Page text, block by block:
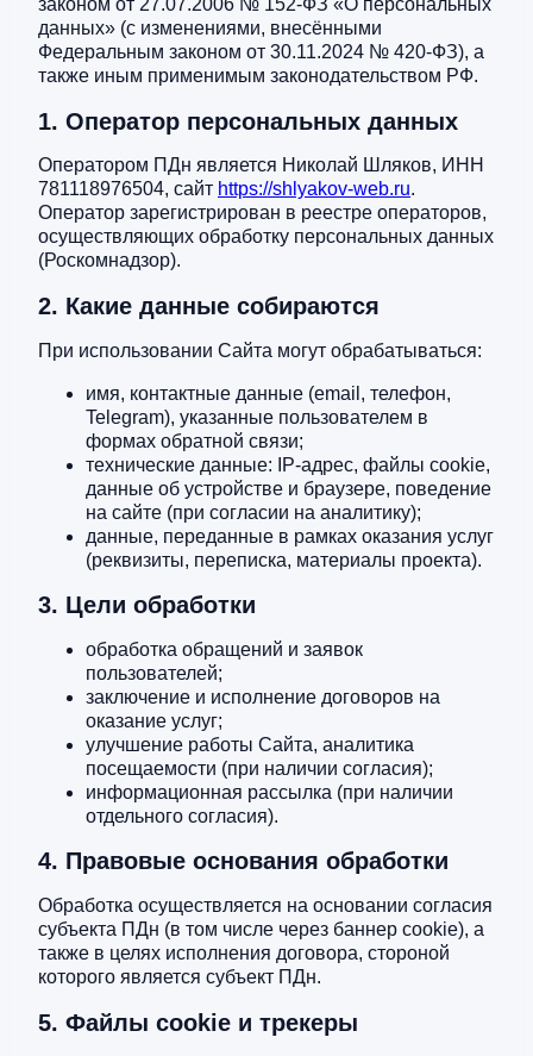
законом от 27.07.2006 № 152-ФЗ «О персональных
данных» (с изменениями, внесёнными
Федеральным законом от 30.11.2024 № 420-ФЗ), а
также иным применимым законодательством РФ.
1. Оператор персональных данных
Оператором ПДн является Николай Шляков, ИНН
781118976504, сайт https://shlyakov-web.ru.
Оператор зарегистрирован в реестре операторов,
осуществляющих обработку персональных данных
(Роскомнадзор).
2. Какие данные собираются
При использовании Сайта могут обрабатываться:
имя, контактные данные (email, телефон,
Telegram), указанные пользователем в
формах обратной связи;
технические данные: IP-адрес, файлы cookie,
данные об устройстве и браузере, поведение
на сайте (при согласии на аналитику);
данные, переданные в рамках оказания услуг
(реквизиты, переписка, материалы проекта).
3. Цели обработки
обработка обращений и заявок
пользователей;
заключение и исполнение договоров на
оказание услуг;
улучшение работы Сайта, аналитика
посещаемости (при наличии согласия);
информационная рассылка (при наличии
отдельного согласия).
4. Правовые основания обработки
Обработка осуществляется на основании согласия
субъекта ПДн (в том числе через баннер cookie), а
также в целях исполнения договора, стороной
которого является субъект ПДн.
5. Файлы cookie и трекеры